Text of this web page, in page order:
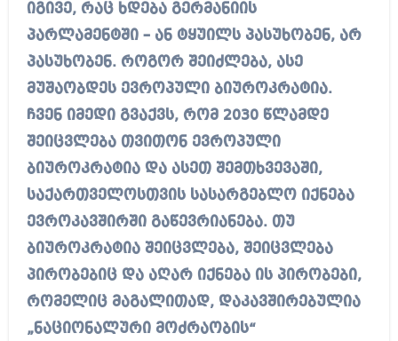
იგივე, რაც ხდება გერმანიის
პარლამენტში – ან ტყუილს პასუხობენ, არ
პასუხობენ. როგორ შეიძლება, ასე
მუშაობდეს ევროპული ბიუროკრატია.
ჩვენ იმედი გვაქვს, რომ 2030 წლამდე
შეიცვლება თვითონ ევროპული
ბიუროკრატია და ასეთ შემთხვევაში,
საქართველოსთვის სასარგებლო იქნება
ევროკავშირში გაწევრიანება. თუ
ბიუროკრატია შეიცვლება, შეიცვლება
პირობებიც და აღარ იქნება ის პირობები,
რომელიც მაგალითად, დაკავშირებულია
„ნაციონალური მოძრაობის“